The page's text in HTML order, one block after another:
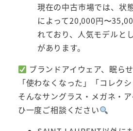
現在の中古市場では、状
によって20,000円〜
れており、人気モデルと
があります。
ブランドアイウェア、眠ら
「使わなくなった」「コレク
そんなサングラス・メガネ・
ひ一度ご相談ください